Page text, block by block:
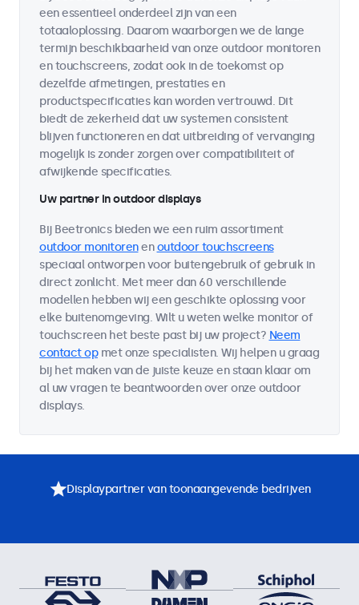
een essentieel onderdeel zijn van een
totaaloplossing. Daarom waarborgen we de lange
termijn beschikbaarheid van onze outdoor monitoren
en touchscreens, zodat ook in de toekomst op
dezelfde afmetingen, prestaties en
productspecificaties kan worden vertrouwd. Dit
biedt de zekerheid dat uw systemen consistent
blijven functioneren en dat uitbreiding of vervanging
mogelijk is zonder zorgen over compatibiliteit of
afwijkende specificaties.
Uw partner in outdoor displays
Bij Beetronics bieden we een ruim assortiment
outdoor monitorenenoutdoor touchscreens
speciaal ontworpen voor buitengebruik of gebruik in
direct zonlicht. Met meer dan 60 verschillende
modellen hebben wij een geschikte oplossing voor
elke buitenomgeving. Wilt u weten welke monitor of
touchscreen het beste past bij uw project? Neem
contact opmet onze specialisten. Wij helpen u graag
bij het maken van de juiste keuze en staan klaar om
al uw vragen te beantwoorden over onze outdoor
displays.
Displaypartner van toonaangevende bedrijven